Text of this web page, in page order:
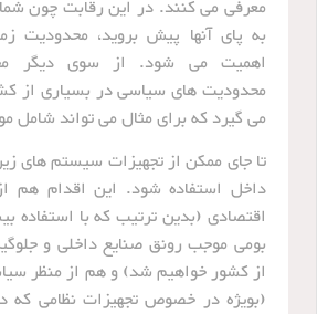
معرفی می کنند. در این رقابت چون شما
به پای آنها پیش بروید، محدودیت
اهمیت می شود. از سوی دیگر
محدودیت های سیاسی در بسیاری از
می گیرد که برای مثال می تواند شامل
تا جای ممکن از تجهیزات سیستم های
داخل استفاده شود. این اقدام هم
اقتصادی (بدین ترتیب که با استفاده
بومی موجب رونق صنایع داخلی و
از کشور خواهیم شد) و هم از منظر
(بویژه در خصوص تجهیزات نظامی که